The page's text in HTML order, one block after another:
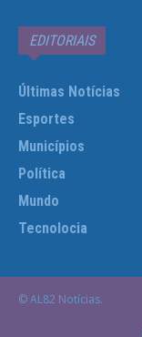
EDITORIAIS
Últimas Notícias
Esportes
Municípios
Política
Mundo
Tecnolocia
© AL82 Notícias.